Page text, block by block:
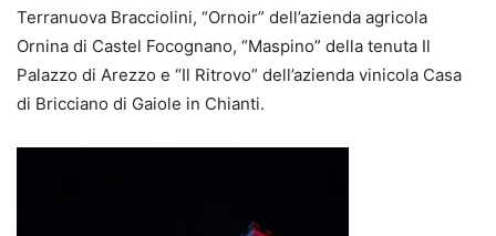
Terranuova Bracciolini, “Ornoir” dell’azienda agricola
Ornina di Castel Focognano, “Maspino” della tenuta Il
Palazzo di Arezzo e “Il Ritrovo” dell’azienda vinicola Casa
di Bricciano di Gaiole in Chianti.